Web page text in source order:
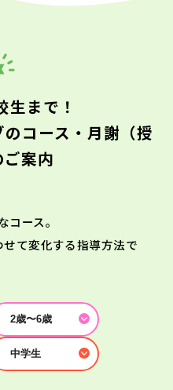
生まで！
コース・月謝（授
案内
ース。
て変化する指導方法で
2歳〜6歳
中学生